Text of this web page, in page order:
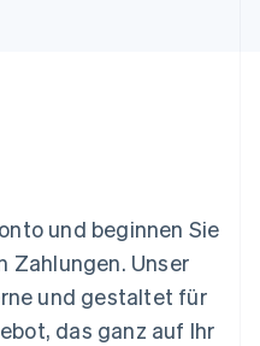
und beginnen Sie
Zahlungen. Unser
und gestaltet für
das ganz auf Ihr